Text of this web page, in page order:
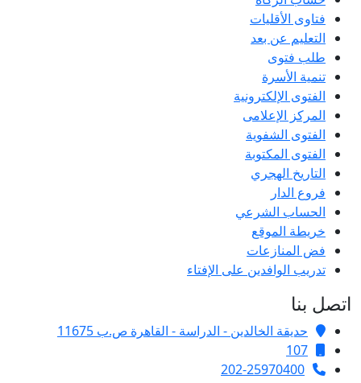
فتاوى الأقليات
التعليم عن بعد
طلب فتوى
تنمية الأسرة
الفتوى الإلكترونية
المركز الإعلامى
الفتوى الشفوية
الفتوى المكتوبة
التاريخ الهجري
فروع الدار
الحساب الشرعي
خريطة الموقع
فض المنازعات
تدريب الوافدين على الإفتاء
اتصل بنا
حديقة الخالدين - الدراسة - القاهرة ص.ب 11675
107
202-25970400